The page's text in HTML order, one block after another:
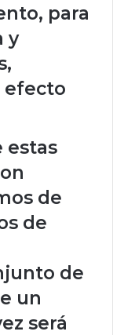
para
y
efecto
estas
de
de
de
un
será